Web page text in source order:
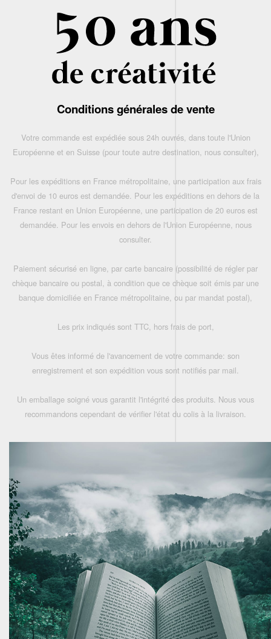
Conditions générales de vente
Votre commande est expédiée sous 24h ouvrés, dans toute l'Union
Européenne et en Suisse (pour toute autre destination, nous consulter),
Pour les expéditions en France métropolitaine, une participation aux frais
d'envoi de 10 euros est demandée. Pour les expéditions en dehors de la
France restant en Union Européenne, une participation de 20 euros est
demandée. Pour les envois en dehors de l'Union Européenne, nous
consulter.
Paiement sécurisé en ligne, par carte bancaire (possibilité de régler par
chèque bancaire ou postal, à condition que ce chèque soit émis par une
banque domiciliée en France métropolitaine, ou par mandat postal),
Les prix indiqués sont TTC, hors frais de port,
Vous êtes informé de l'avancement de votre commande: son
enregistrement et son expédition vous sont notifiés par mail.
Un emballage soigné vous garantit l'intégrité des produits. Nous vous
recommandons cependant de vérifier l'état du colis à la livraison.